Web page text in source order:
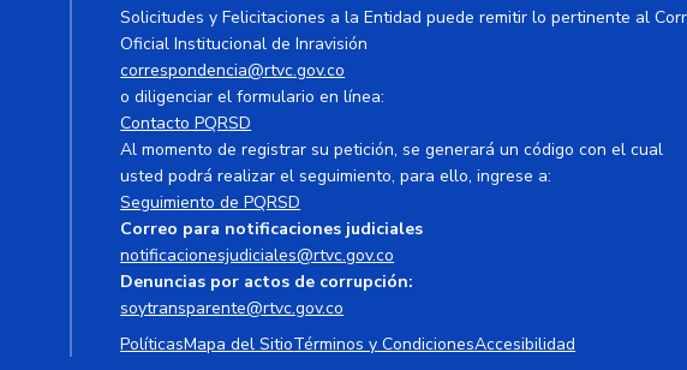
Solicitudes y Felicitaciones a la Entidad puede remitir lo pertinente al
Oficial Institucional de Inravisión
correspondencia@rtvc.gov.co
o diligenciar el formulario en línea:
Contacto PQRSD
Al momento de registrar su petición, se generará un código con el cual
usted podrá realizar el seguimiento, para ello, ingrese a:
Seguimiento de PQRSD
Correo para notificaciones judiciales
notificacionesjudiciales@rtvc.gov.co
Denuncias por actos de corrupción:
soytransparente@rtvc.gov.co
PolíticasMapa del SitioTérminos y CondicionesAccesibilidad